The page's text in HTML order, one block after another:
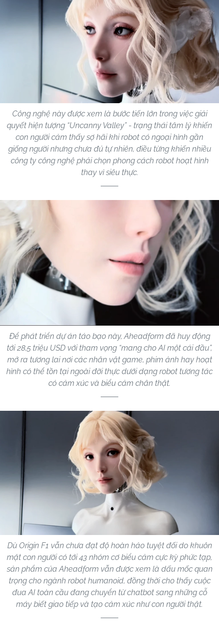
Công nghệ này được xem là bước tiến lớn trong việc giải
quyết hiện tượng “Uncanny Valley” - trạng thái tâm lý khiến
con người cảm thấy sợ hãi khi robot có ngoại hình gần
giống người nhưng chưa đủ tự nhiên, điều từng khiến nhiều
công ty công nghệ phải chọn phong cách robot hoạt hình
thay vì siêu thực.
Để phát triển dự án táo bạo này, Aheadform đã huy động
tới 28,5 triệu USD với tham vọng “mang cho AI một cái đầu”,
mở ra tương lai nơi các nhân vật game, phim ảnh hay hoạt
hình có thể tồn tại ngoài đời thực dưới dạng robot tương tác
có cảm xúc và biểu cảm chân thật.
Dù Origin F1 vẫn chưa đạt độ hoàn hảo tuyệt đối do khuôn
mặt con người có tới 43 nhóm cơ biểu cảm cực kỳ phức tạp,
sản phẩm của Aheadform vẫn được xem là dấu mốc quan
trọng cho ngành robot humanoid, đồng thời cho thấy cuộc
đua AI toàn cầu đang chuyển từ chatbot sang những cỗ
máy biết giao tiếp và tạo cảm xúc như con người thật.